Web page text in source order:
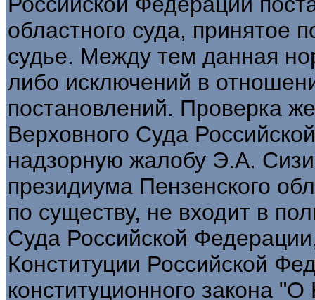
областного суда, принятое
судье. Между тем данная
либо исключений в
постановлений. Проверка
Верховного Суда
надзорную жалобу Э.А.
президиума Пензенского
по существу, не входит в
Суда Российской
Конституции Российской
конституционного закона